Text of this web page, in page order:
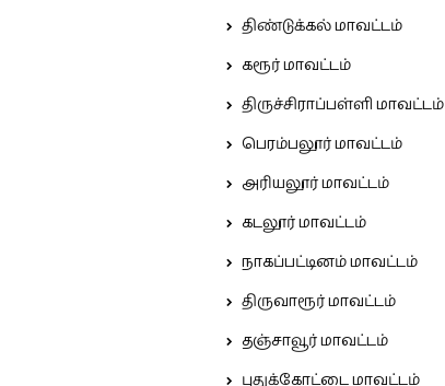
திண்டுக்கல் மாவட்டம்
கரூர் மாவட்டம்
திருச்சிராப்பள்ளி மாவட்டம்
பெரம்பலூர் மாவட்டம்
அரியலூர் மாவட்டம்
கடலூர் மாவட்டம்
நாகப்பட்டினம் மாவட்டம்
திருவாரூர் மாவட்டம்
தஞ்சாவூர் மாவட்டம்
புதுக்கோட்டை மாவட்டம்